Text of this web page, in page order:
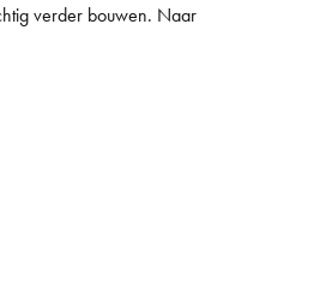
verder bouwen. Naar